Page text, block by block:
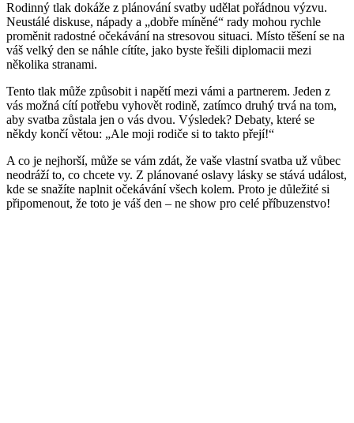
Rodinný tlak dokáže z plánování svatby udělat pořádnou výzvu.
Neustálé diskuse, nápady a „dobře míněné“ rady mohou rychle
proměnit radostné očekávání na stresovou situaci. Místo těšení se na
váš velký den se náhle cítíte, jako byste řešili diplomacii mezi
několika stranami.
Tento tlak může způsobit i napětí mezi vámi a partnerem. Jeden z
vás možná cítí potřebu vyhovět rodině, zatímco druhý trvá na tom,
aby svatba zůstala jen o vás dvou. Výsledek? Debaty, které se
někdy končí větou: „Ale moji rodiče si to takto přejí!“
A co je nejhorší, může se vám zdát, že vaše vlastní svatba už vůbec
neodráží to, co chcete vy. Z plánované oslavy lásky se stává událost,
kde se snažíte naplnit očekávání všech kolem. Proto je důležité si
připomenout, že toto je váš den – ne show pro celé příbuzenstvo!